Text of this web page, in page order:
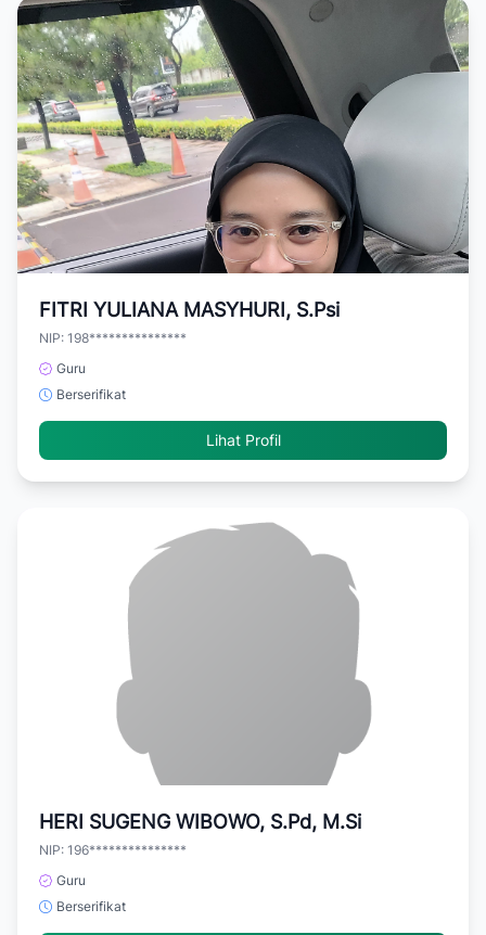
FITRI YULIANA MASYHURI, S.Psi
NIP: 198***************
Guru
Berserifikat
Lihat Profil
HERI SUGENG WIBOWO, S.Pd, M.Si
NIP: 196***************
Guru
Berserifikat